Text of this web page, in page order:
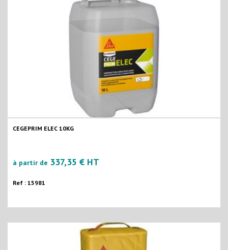
CEGEPRIM ELEC 10KG
à partir de 337,35 € HT
Ref : 15981